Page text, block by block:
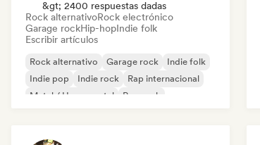
&gt; 2400 respuestas dadas
Rock alternativoRock electrónico
Garage rockHip-hopIndie folk
Escribir artículos
Rock alternativo Garage rock
Indie folk
Indie pop
Indie rock
Rap internacional
Metal / Heavy metal
Pop rock